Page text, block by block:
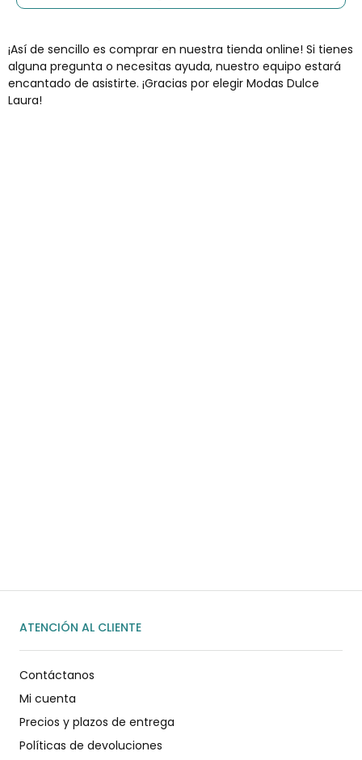
¡Así de sencillo es comprar en nuestra tienda online! Si tienes
alguna pregunta o necesitas ayuda, nuestro equipo estará
encantado de asistirte. ¡Gracias por elegir Modas Dulce
Laura!
ATENCIÓN AL CLIENTE
Contáctanos
Mi cuenta
Precios y plazos de entrega
Políticas de devoluciones